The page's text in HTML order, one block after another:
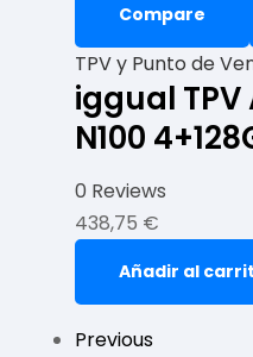
Compare
TPV y Punto de
iggual TPV
N100
0 Reviews
438,75 €
Añadir al
Previous